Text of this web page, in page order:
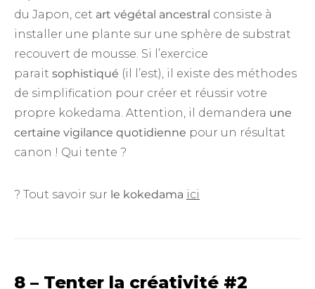
du Japon, cet art végétal ancestral consiste à
installer une plante sur une sphère de substrat
recouvert de mousse. Si l’exercice
parait sophistiqué (il l’est), il existe des méthodes
de simplification pour créer et réussir votre
propre kokedama. Attention, il demandera une
certaine vigilance quotidienne pour un résultat
canon ! Qui tente ?
? Tout savoir sur le kokedama ici
8 – Tenter la créativité #2